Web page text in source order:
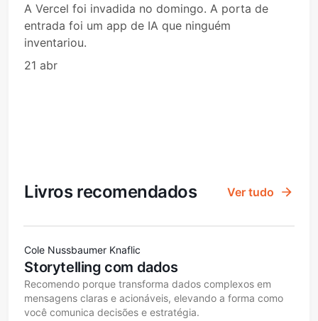
A Vercel foi invadida no domingo. A porta de
entrada foi um app de IA que ninguém
inventariou.
21 abr
Livros recomendados Ver tudo
Cole Nussbaumer Knaflic
Storytelling com dados
Recomendo porque transforma dados complexos em
mensagens claras e acionáveis, elevando a forma como
você comunica decisões e estratégia.